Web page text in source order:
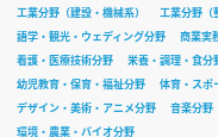
工業分野（建設・機械系） 工業分野（
語学・観光・ウェディング分野
商業実
看護・医療技術分野
栄養・調理・食分
幼児教育・保育・福祉分野
体育・スポ
デザイン・美術・アニメ分野
音楽分野
環境・農業・バイオ分野